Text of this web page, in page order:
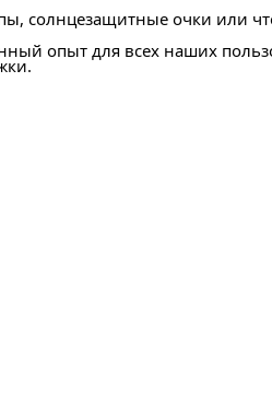
солнцезащитные очки или
опыт для всех наших